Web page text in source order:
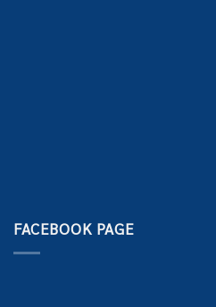
FACEBOOK PAGE